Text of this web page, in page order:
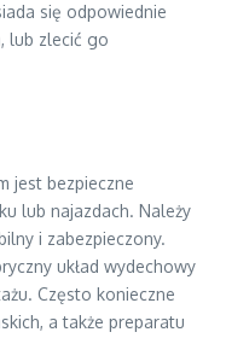
się odpowiednie
lub zlecić go
jest bezpieczne
lub najazdach. Należy
i zabezpieczony.
układ wydechowy
Często konieczne
a także preparatu